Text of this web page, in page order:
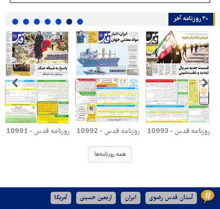
۲۰ روزنامه‌ آخر
روزنامه قدس - 10993 روزنامه قدس - 10992 روزنامه قدس - 10991
همه روزنامه‌ها
آستان قدس رضوی ایران اربعین حسینی آمریکا